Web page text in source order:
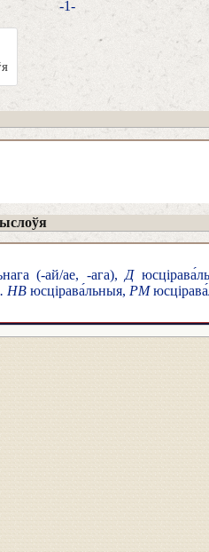
-1-
(-ай/ае, -ага), Д
НВ юсцірава́льныя, РМ